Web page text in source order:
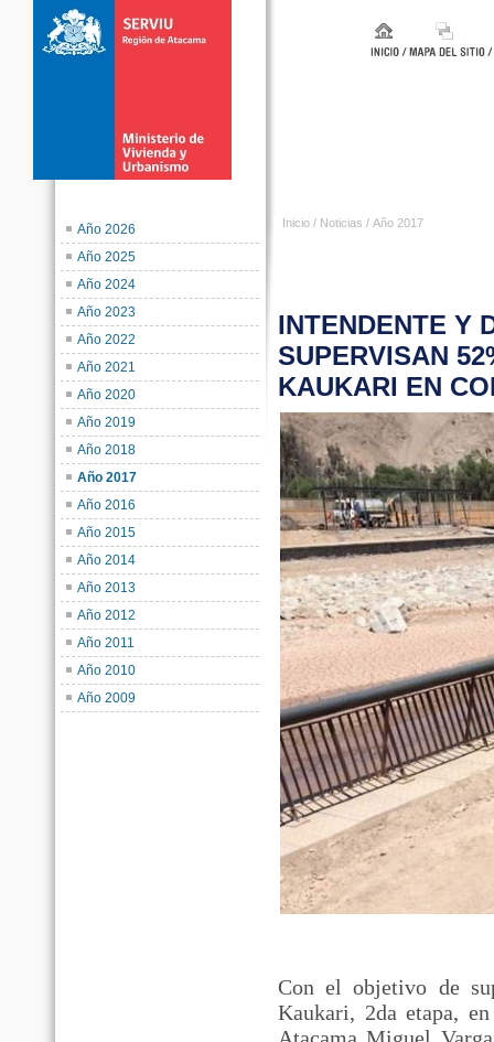
Año 2026
Año 2025
Año 2024
Año 2023
Año 2022
Año 2021
Año 2020
Año 2019
Año 2018
Año 2017
Año 2016
Año 2015
Año 2014
Año 2013
Año 2012
Año 2011
Año 2010
Año 2009
Inicio / Noticias / Año 2017
INTENDENTE Y
SUPERVISAN
KAUKARI EN
Con el objetivo de
Kaukari, 2da etapa,